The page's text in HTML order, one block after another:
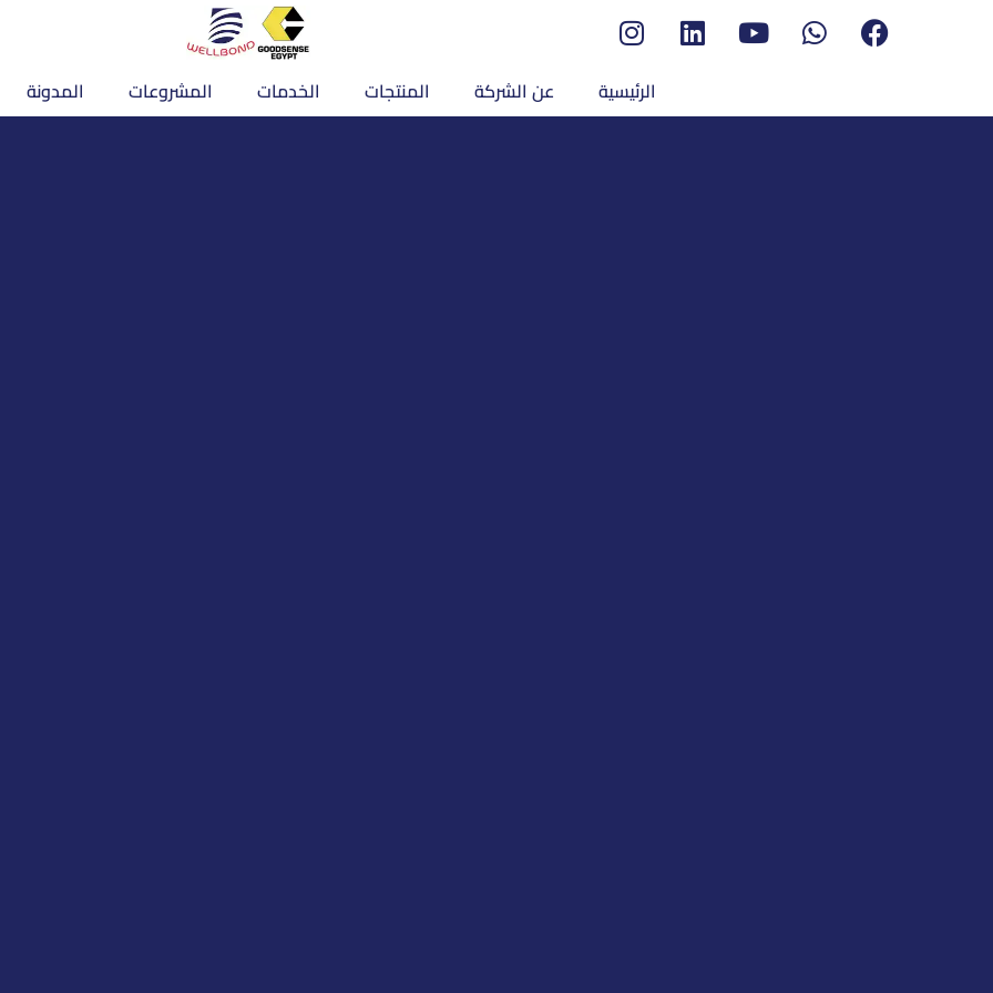
الرئيسية عن الشركة المنتجات الخدمات المشروعات المدونة